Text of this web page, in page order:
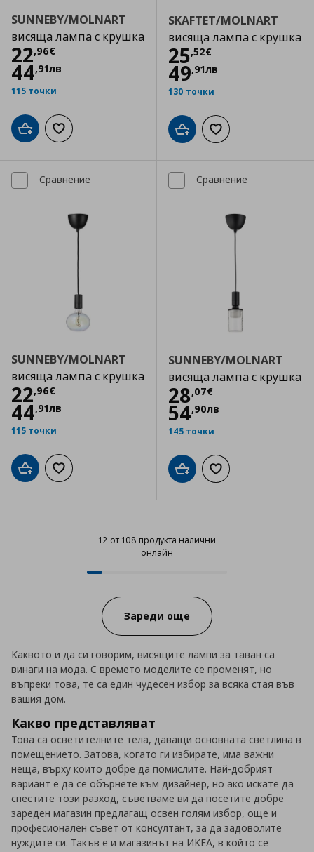
SUNNEBY/MOLNART
висяща лампа с крушка
22,96€
Цена
44,91лв
115 точки
Добави в кошницата
Добави към списъка с любими
SKAFTET/MOLNART
висяща лампа с крушка
25,52€
Цена
49,91лв
130 точки
Добави в кошницата
Добави към
Сравнение
SUNNEBY/MOLNART
висяща лампа с крушка
22,96€
Цена
44,91лв
115 точки
Добави в кошницата
Добави към списъка с любими
Сравнение
SUNNEBY/MOLNART
висяща лампа с крушка
28,07€
Цена
54,90лв
145 точки
Добави в кошницата
Добави към
12 от 108 продукта налични
онлайн
12 от 108 продукта налични
Progress:
Зареди още
Каквото и да си говорим, висящите лампи за таван са
винаги на мода. С времето моделите се променят, но
въпреки това, те са един чудесен избор за всяка стая във
вашия дом.
Какво представляват
Това са осветителните тела, даващи основната светлина в
помещението. Затова, когато ги избирате, има важни
неща, върху които добре да помислите. Най-добрият
вариант е да се обърнете към дизайнер, но ако искате да
спестите този разход, съветваме ви да посетите добре
зареден магазин предлагащ освен голям избор, още и
професионален съвет от консултант, за да задоволите
нуждите си. Такъв е и магазинът на ИКЕА, в който се